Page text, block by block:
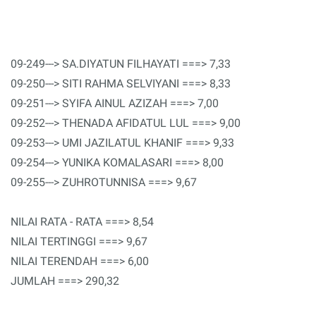
09-249---> SA.DIYATUN FILHAYATI ===> 7,33
09-250---> SITI RAHMA SELVIYANI ===> 8,33
09-251---> SYIFA AINUL AZIZAH ===> 7,00
09-252---> THENADA AFIDATUL LUL ===> 9,00
09-253---> UMI JAZILATUL KHANIF ===> 9,33
09-254---> YUNIKA KOMALASARI ===> 8,00
09-255---> ZUHROTUNNISA ===> 9,67
NILAI RATA - RATA ===> 8,54
NILAI TERTINGGI ===> 9,67
NILAI TERENDAH ===> 6,00
JUMLAH ===> 290,32